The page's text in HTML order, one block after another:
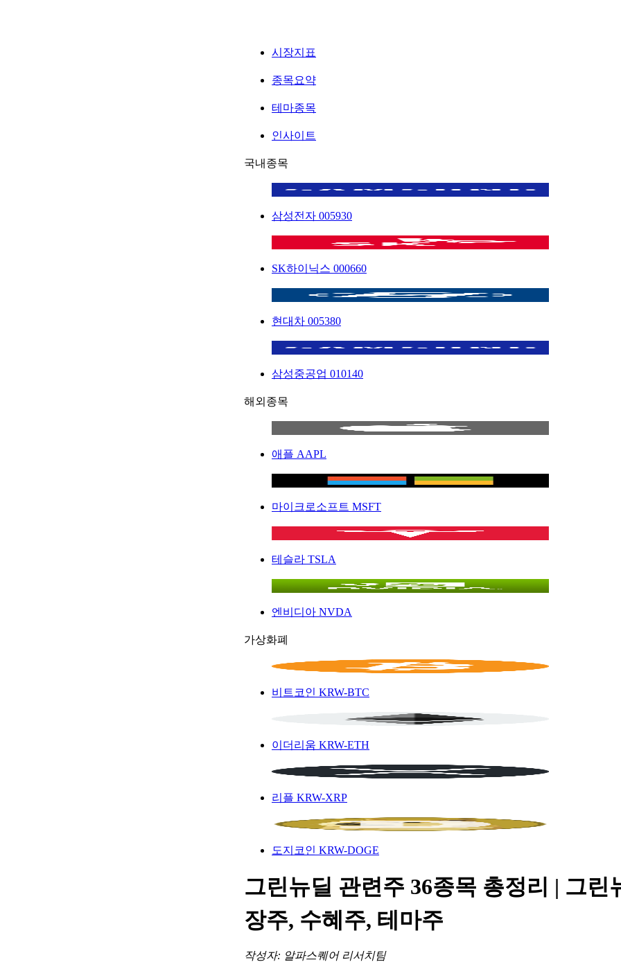
시장지표
종목요약
테마종목
인사이트
국내종목
삼성전자 005930
SK하이닉스 000660
현대차 005380
삼성중공업 010140
해외종목
애플 AAPL
마이크로소프트 MSFT
테슬라 TSLA
엔비디아 NVDA
가상화폐
비트코인 KRW-BTC
이더리움 KRW-ETH
리플 KRW-XRP
도지코인 KRW-DOGE
그린뉴딜 관련주 36종목 총정리 | 그린
장주, 수혜주, 테마주
작성자: 알파스퀘어 리서치팀